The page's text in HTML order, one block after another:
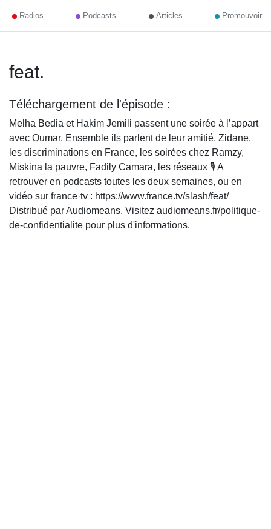
Radios Podcasts Articles Promouvoir
feat.
Téléchargement de l'épisode :
Melha Bedia et Hakim Jemili passent une soirée à l’appart
avec Oumar. Ensemble ils parlent de leur amitié, Zidane,
les discriminations en France, les soirées chez Ramzy,
Miskina la pauvre, Fadily Camara, les réseaux 🎙️ A
retrouver en podcasts toutes les deux semaines, ou en
vidéo sur france·tv : https://www.france.tv/slash/feat/
Distribué par Audiomeans. Visitez audiomeans.fr/politique-
de-confidentialite pour plus d'informations.